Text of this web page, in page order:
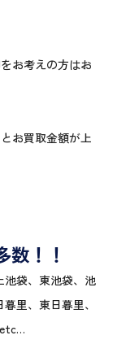
お考えの方はお
お買取金額が上
数！！
池袋、東池袋、池
里、東日暮里、